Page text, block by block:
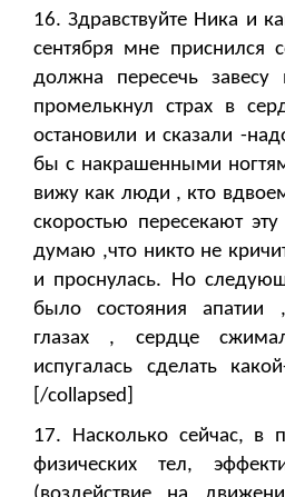
16. Здравствуйте Ника и
сентября мне приснился
должна пересечь
промелькнул страх в
остановили и сказали -
бы с накрашенными
вижу как люди , кто
скоростью пересекают
думаю ,что никто не
и проснулась. Но
было состояния апатии
глазах , сердце
испугалась сделать
[/collapsed]
17. Насколько сейчас, в
физических тел,